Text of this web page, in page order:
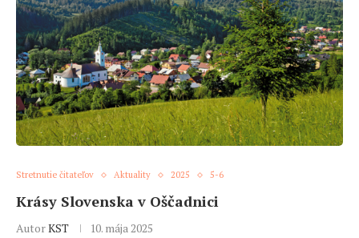
Stretnutie čitateľov Aktuality 2025 5-6
Krásy Slovenska v Oščadnici
AutorKST 10. mája 2025